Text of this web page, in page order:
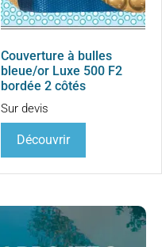
Couverture à bulles
bleue/or Luxe 500 F2
bordée 2 côtés
Sur devis
Découvrir